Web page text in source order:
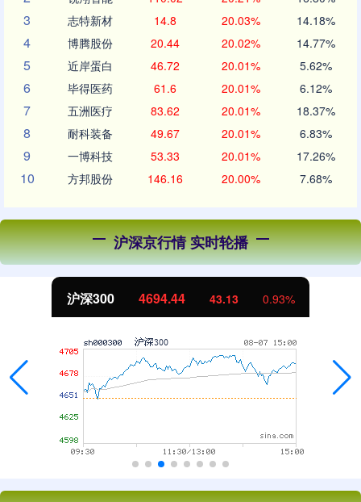
3 志特新材 14.8 20.03% 14.18%
4 博腾股份 20.44 20.02% 14.77%
5 近岸蛋白 46.72 20.01% 5.62%
6 毕得医药 61.6 20.01% 6.12%
7 五洲医疗 83.62 20.01% 18.37%
8 耐科装备 49.67 20.01% 6.83%
9 一博科技 53.33 20.01% 17.26%
10 方邦股份 146.16 20.00% 7.68%
沪深京行情 实时轮播
沪深300 4694.44 43.13 0.93%